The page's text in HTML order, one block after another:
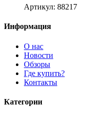
Артикул: 88217
Информация
О нас
Новости
Обзоры
Где купить?
Контакты
Категории